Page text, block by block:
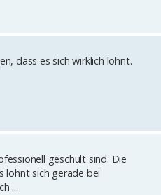
dass es sich wirklich lohnt.
geschult sind. Die
lohnt sich gerade bei
...